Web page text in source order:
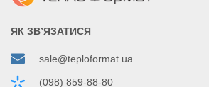
ЯК ЗВ’ЯЗАТИСЯ
sale@teploformat.ua
(098) 859-88-80